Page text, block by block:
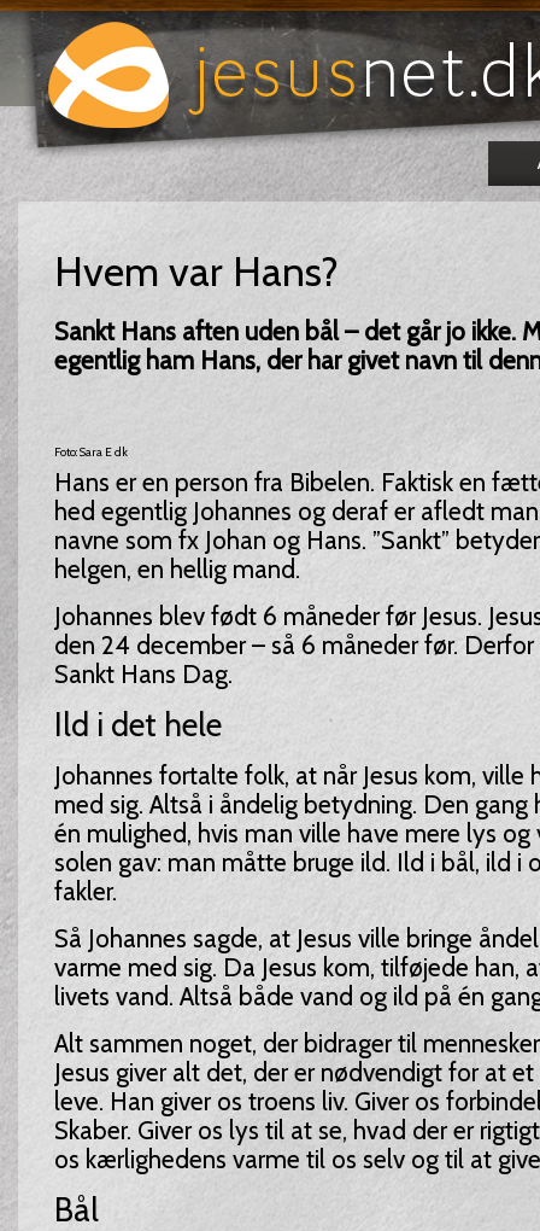
Hvem var Hans?
Sankt Hans aften uden bål – det går jo ikke.
egentlig ham Hans, der har givet navn til
Foto: Sara E dk
Hans er en person fra Bibelen. Faktisk en
hed egentlig Johannes og deraf er afledt
navne som fx Johan og Hans. ”Sankt”
helgen, en hellig mand.
Johannes blev født 6 måneder før Jesus.
den 24 december – så 6 måneder før. Derfor
Sankt Hans Dag.
Ild i det hele
Johannes fortalte folk, at når Jesus kom, ville
med sig. Altså i åndelig betydning. Den gang
én mulighed, hvis man ville have mere lys og
solen gav: man måtte bruge ild. Ild i bål, ild i
fakler.
Så Johannes sagde, at Jesus ville bringe
varme med sig. Da Jesus kom, tilføjede han,
livets vand. Altså både vand og ild på én
Alt sammen noget, der bidrager til
Jesus giver alt det, der er nødvendigt for at
leve. Han giver os troens liv. Giver os
Skaber. Giver os lys til at se, hvad der er
os kærlighedens varme til os selv og til at
Bål